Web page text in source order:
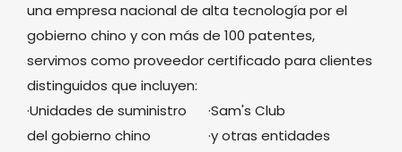
una empresa nacional de alta tecnología por el
gobierno chino y con más de 100 patentes,
servimos como proveedor certificado para clientes
distinguidos que incluyen:
·Unidades de suministro
del gobierno chino
·Sam's Club
·y otras entidades